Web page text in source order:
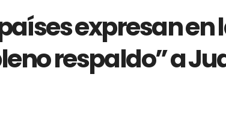
expresan en
respaldo” a